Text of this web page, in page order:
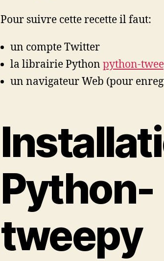
Pour suivre cette recette il faut:
un compte Twitter
la librairie Python python-
un navigateur Web (pour
Python-
tweepy